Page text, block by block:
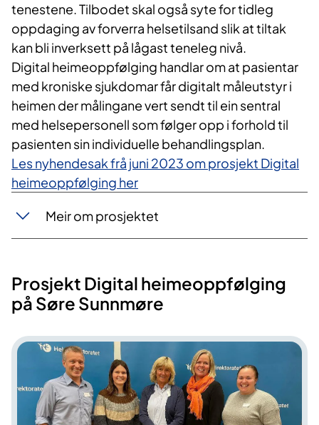
tenestene. Tilbodet skal også syte for tidleg
oppdaging av forverra helsetilsand slik at tiltak
kan bli inverksett på lågast teneleg nivå.
Digital heimeoppfølging handlar om at pasientar
med kroniske sjukdomar får digitalt måleutstyr i
heimen der målingane vert sendt til ein sentral
med helsepersonell som følger opp i forhold til
pasienten sin individuelle behandlingsplan.
Les nyhendesak frå juni 2023 om prosjekt Digital
heimeoppfølging her
Meir om prosjektet
Prosjekt Digital heimeoppfølging
på Søre Sunnmøre